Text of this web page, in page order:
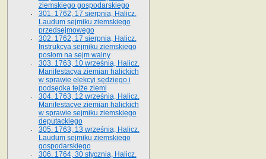
ziemskiego gospodarskiego
301. 1762, 17 sierpnia, Halicz.
Laudum sejmiku ziemskiego
przedsejmowego
302. 1762, 17 sierpnia, Halicz.
Instrukcya sejmiku ziemskiego
posłom na sejm walny
303. 1763, 10 września, Halicz.
Manifestacya ziemian halickich
w sprawie elekcyi sędziego i
podsędka tejże ziemi
304. 1763, 12 września, Halicz.
Manifestacye ziemian halickich
w sprawie sejmiku ziemskiego
deputackiego
305. 1763, 13 września, Halicz.
Laudum sejmiku ziemskiego
gospodarskiego
306. 1764, 30 stycznia, Halicz.